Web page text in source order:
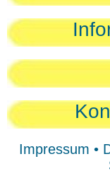
Impressum •